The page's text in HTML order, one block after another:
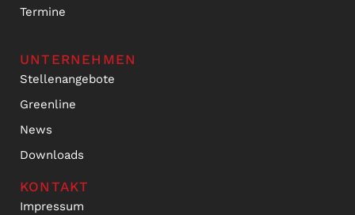
Termine
UNTERNEHMEN
Stellenangebote
Greenline
News
Downloads
KONTAKT
Impressum